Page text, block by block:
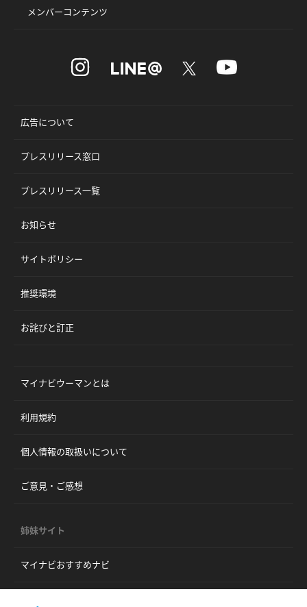
メンバーコンテンツ
広告について
プレスリリース窓口
プレスリリース一覧
お知らせ
サイトポリシー
推奨環境
お詫びと訂正
マイナビウーマンとは
利用規約
個人情報の取扱いについて
ご意見・ご感想
姉妹サイト
マイナビおすすめナビ